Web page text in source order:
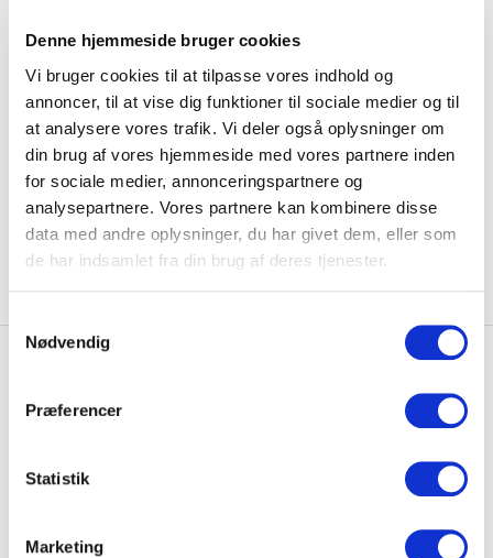
Denne hjemmeside bruger cookies
Vi bruger cookies til at tilpasse vores indhold og
annoncer, til at vise dig funktioner til sociale medier og til
at analysere vores trafik. Vi deler også oplysninger om
din brug af vores hjemmeside med vores partnere inden
for sociale medier, annonceringspartnere og
analysepartnere. Vores partnere kan kombinere disse
data med andre oplysninger, du har givet dem, eller som
de har indsamlet fra din brug af deres tjenester.
Nødvendig
Præferencer
Statistik
Marketing
Når vi producerer clic møblerne, benytter vi os af en
en helt stabil ramme uden brug af fast bagbeklædning.
Møblerne er konstrueret, så de har optimal ydeevne og
kan bære et meget højt antal
kilo, uanset om de er monteret på ben eller væg.